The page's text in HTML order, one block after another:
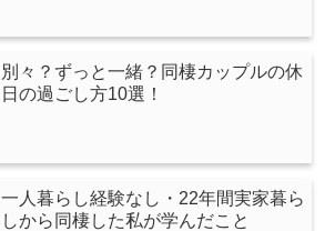
別々？ずっと一緒？同棲カップルの休
日の過ごし方10選！
一人暮らし経験なし・22年間実家暮ら
しから同棲した私が学んだこと